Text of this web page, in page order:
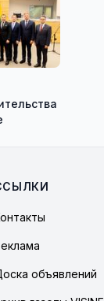
объявлений